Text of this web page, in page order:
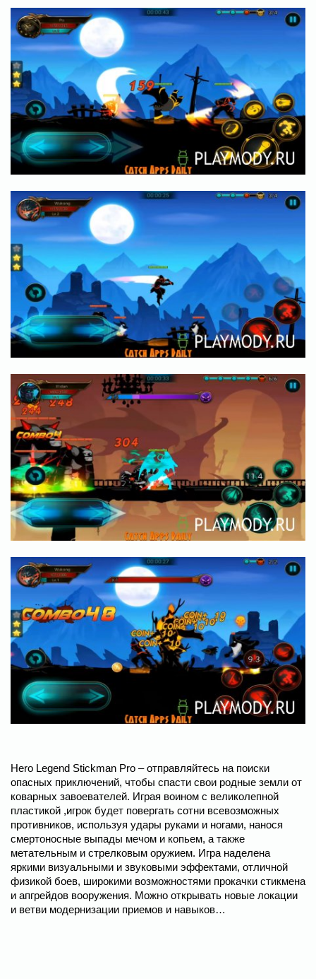
Hero Legend Stickman Pro – отправляйтесь на поиски
опасных приключений, чтобы спасти свои родные земли от
коварных завоевателей. Играя воином с великолепной
пластикой ,игрок будет повергать сотни всевозможных
противников, используя удары руками и ногами, нанося
смертоносные выпады мечом и копьем, а также
метательным и стрелковым оружием. Игра наделена
яркими визуальными и звуковыми эффектами, отличной
физикой боев, широкими возможностями прокачки стикмена
и апгрейдов вооружения. Можно открывать новые локации
и ветви модернизации приемов и навыков…